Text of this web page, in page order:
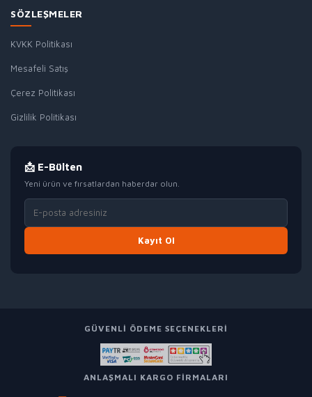
SÖZLEŞMELER
KVKK Politikası
Mesafeli Satış
Çerez Politikası
Gizlilik Politikası
📩 E-Bülten
Yeni ürün ve fırsatlardan haberdar olun.
Kayıt Ol
GÜVENLI ÖDEME SEÇENEKLERI
ANLAŞMALI KARGO FIRMALARI